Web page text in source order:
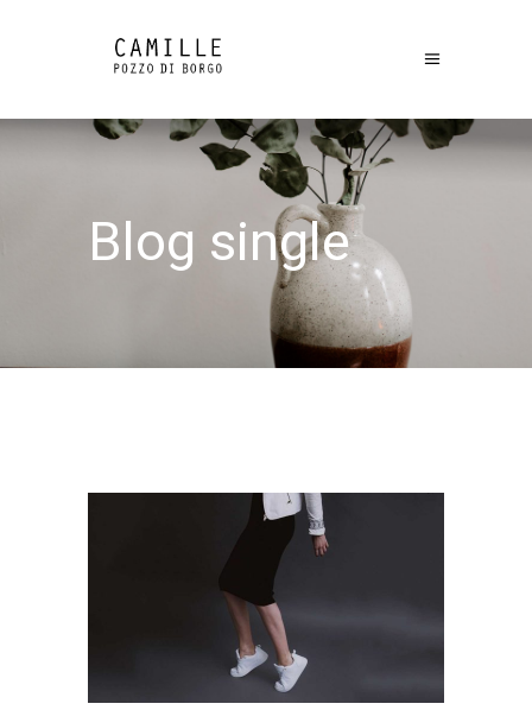
Blog single